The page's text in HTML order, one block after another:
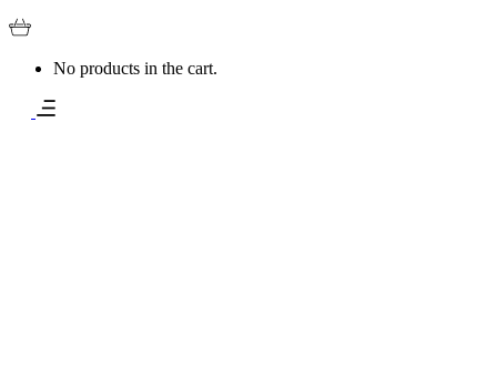
No products in the cart.